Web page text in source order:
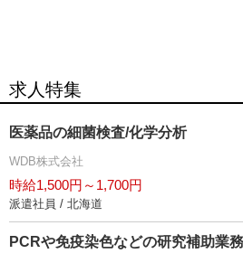
求人特集
医薬品の細菌検査/化学分析
WDB株式会社
時給1,500円～1,700円
派遣社員 / 北海道
PCRや免疫染色などの研究補助業